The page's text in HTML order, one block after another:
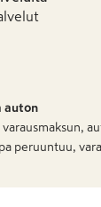
auton
varausmaksun,
peruuntuu,